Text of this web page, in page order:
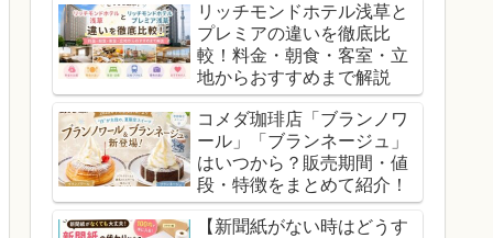
リッチモンドホテル浅草と
プレミアの違いを徹底比
較！料金・朝食・客室・立
地からおすすめまで解説
コメダ珈琲店「ブランノワ
ール」「ブランネージュ」
はいつから？販売期間・値
段・特徴をまとめて紹介！
【新聞紙がない時はどうす